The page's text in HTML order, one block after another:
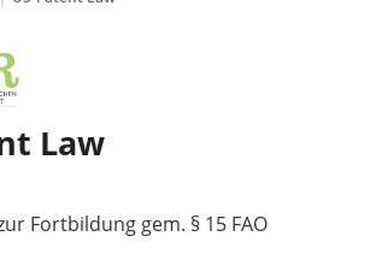
Law
Fortbildung gem. § 15 FAO